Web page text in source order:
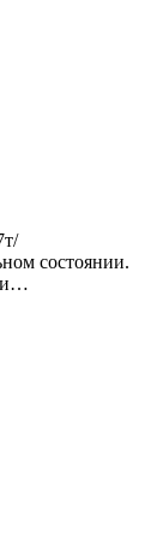
состоянии.
и…